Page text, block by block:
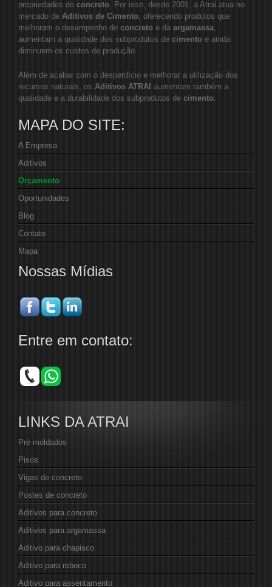
propriedades do concreto. Por isso, desde 2001, a Atrai atua no
mercado de Aditivos de Cimento, oferecendo produtos que
melhoram o desempenho do concreto e da argamassa,
aumentam a qualidade dos subprodutos de cimento e ainda
diminuem os custos de produção.
Além de acabar com o desperdício e melhorar a utilização dos
recursos naturais, os Aditivos ATRAI aumentam também a
qualidade e a durabilidade dos subprodutos de cimento.
MAPA DO SITE:
A Empresa
Aditivos
Orçamento
Oportunidades
Blog
Contato
Mapa
Nossas Mídias
Entre em contato:
LINKS DA ATRAI
Pré moldados
Pisos
Vigas de concreto
Postes de concreto
Aditivos para concreto
Aditivos para argamassa
Aditivo para chapisco
Aditivo para reboco
Aditivo para assentamento